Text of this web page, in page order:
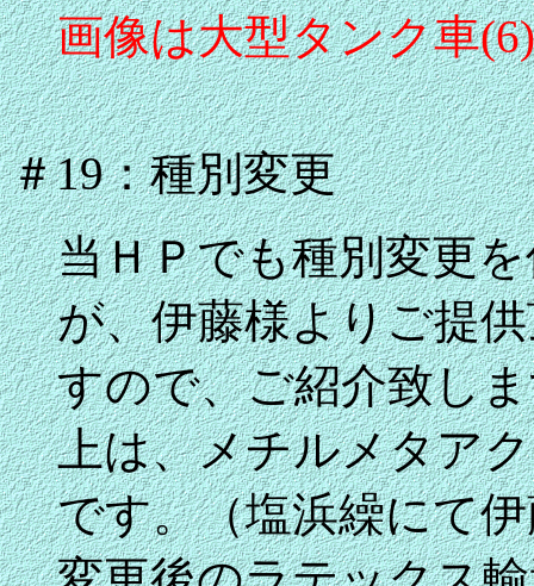
画像は大型タンク車
＃19：種別変更
当ＨＰでも種別変更
が、伊藤様よりご提
すので、ご紹介致し
上は、メチルメタア
です。（塩浜繰にて